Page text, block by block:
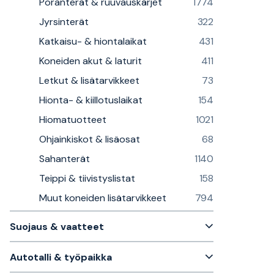
Jyrsinterät
322
Katkaisu- & hiontalaikat
431
Koneiden akut & laturit
411
Letkut & lisätarvikkeet
73
Hionta- & kiillotuslaikat
154
Hiomatuotteet
1021
Ohjainkiskot & lisäosat
68
Sahanterät
1140
Teippi & tiivistyslistat
158
Muut koneiden lisätarvikkeet
794
Suojaus & vaatteet
Autotalli & työpaikka